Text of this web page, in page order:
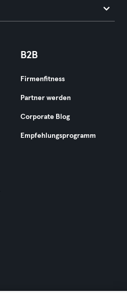
B2B
Firmenfitness
Partner werden
Corporate Blog
Empfehlungsprogramm